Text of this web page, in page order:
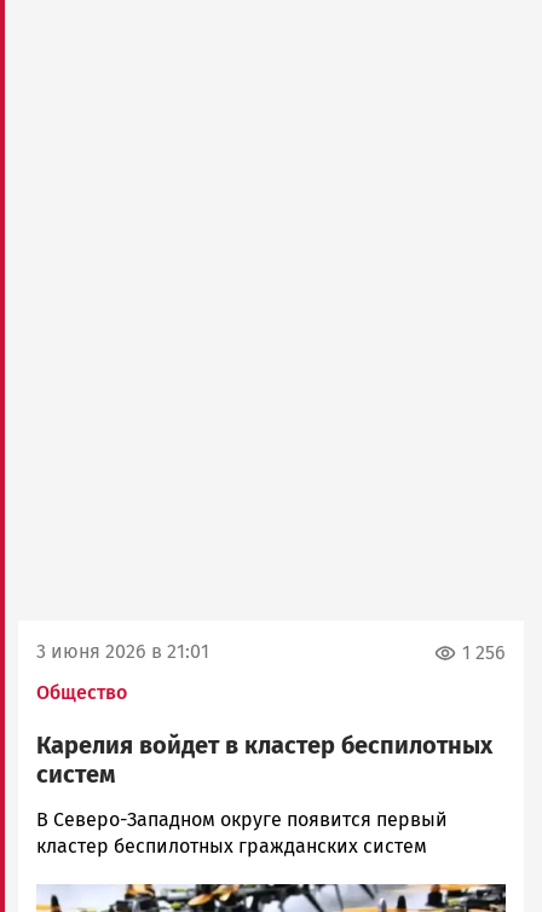
3 июня 2026 в 21:01
Общество
1 256
Карелия войдет в кластер беспилотных
систем
Наталья
Колоко…
Петрозаводска
В Северо-Западном округе появится первый
кластер беспилотных гражданских систем
Image